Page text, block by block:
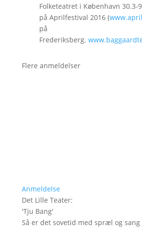
Folketeatret i København 30.3-
på Aprilfestival 2016 (
på
Frederiksberg.
Flere anmeldelser
Anmeldelse
Det Lille Teater:
'Tju Bang'
Så er det sovetid med spræl og sang